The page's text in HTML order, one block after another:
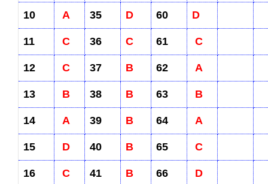
10 A 35 D 60 D
11 C 36 C 61 C
12 C 37 B 62 A
13 B 38 B 63 B
14 A 39 B 64 A
15 D 40 B 65 C
16 C 41 B 66 D